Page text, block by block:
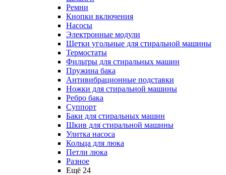
Ремни
Кнопки включения
Насосы
Электронные модули
Щетки угольные для стиральной машины
Термостаты
Фильтры для стиральных машин
Пружина бака
Антивибрационные подставки
Ножки для стиральной машины
Ребро бака
Суппорт
Баки для стиральных машин
Шкив для стиральной машины
Улитка насоса
Кольца для люка
Петли люка
Разное
Ещё 24